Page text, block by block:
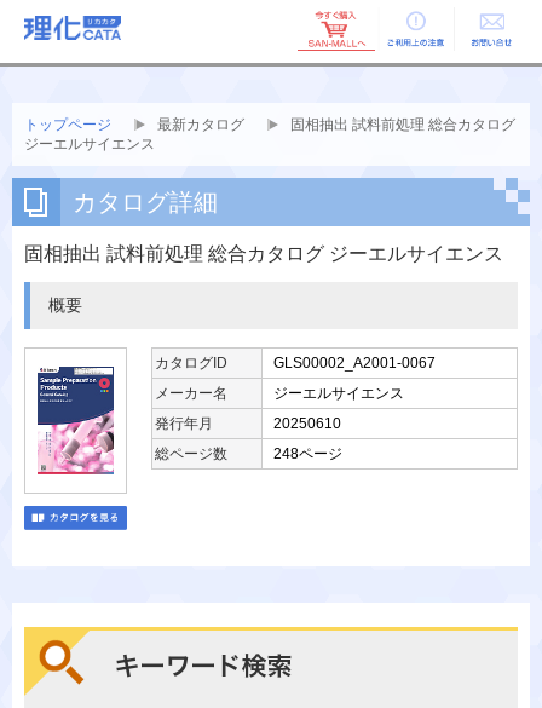
ご利用上の お問い合せ
トップページ 最新カタログ
固相抽出 試料前処理 総合カタログ
ジーエルサイエンス
カタログ詳細
固相抽出 試料前処理 総合カタログ ジーエルサイエンス
概要
カタログID
GLS00002_A2001-0067
メーカー名
ジーエルサイエンス
発行年月
20250610
総ページ数
248ページ